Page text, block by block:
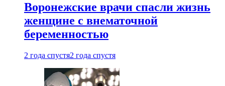
Воронежские врачи спасли жизнь
женщине с внематочной
беременностью
2 года спустя2 года спустя